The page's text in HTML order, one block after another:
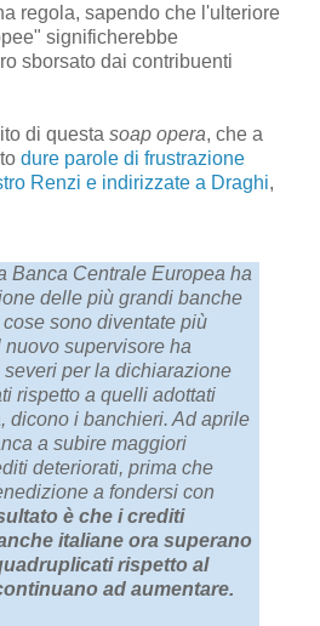
regola, sapendo che l'ulteriore
significherebbe
sborsato dai contribuenti
di questa soap opera, che a
dure parole di frustrazione
Renzi e indirizzate a Draghi,
Banca Centrale Europea ha
delle più grandi banche
sono diventate più
supervisore ha
per la dichiarazione
rispetto a quelli adottati
dicono i banchieri. Ad aprile
a subire maggiori
deteriorati, prima che
a fondersi con
è che i crediti
italiane ora superano
rispetto al
ad aumentare.